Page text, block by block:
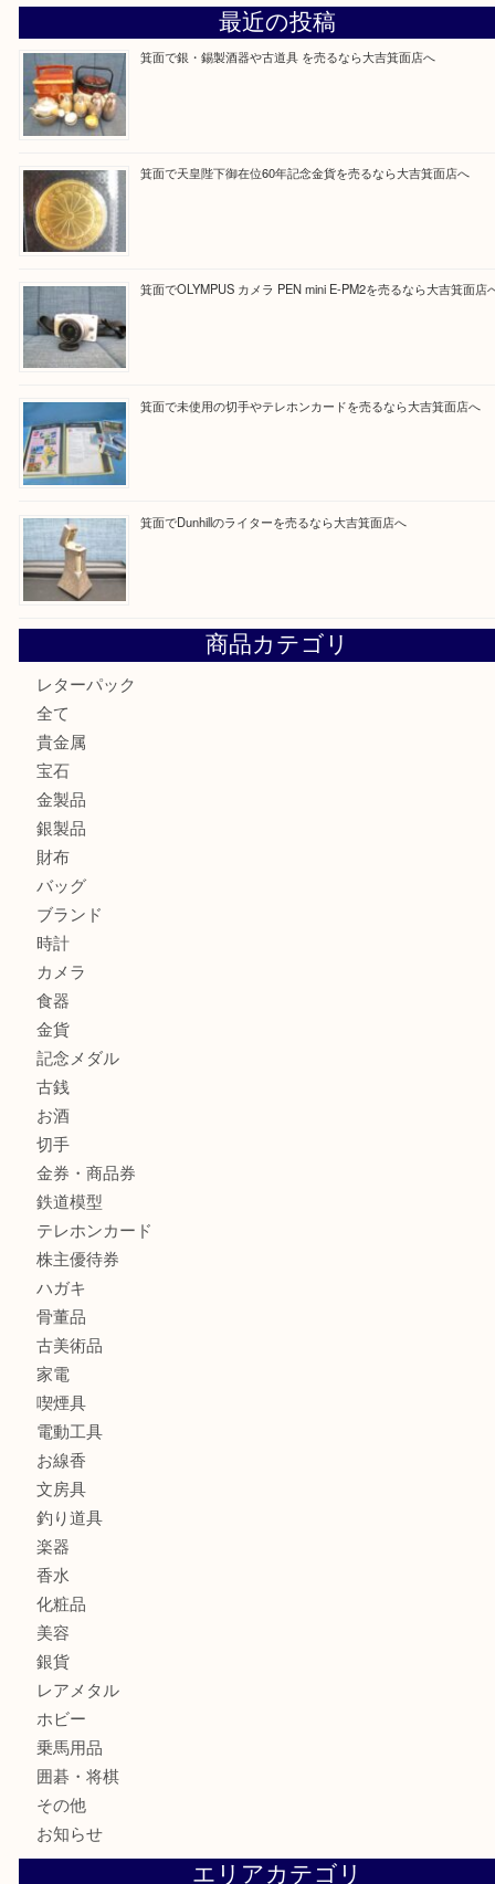
当店の下記画面をスキャンしてください！
Facebook
Twitter
Line
最近の投稿
箕面で銀・錫製酒器や古道具 を売るなら大吉箕面店へ
レターパック
全て
貴金属
宝石
金製品
銀製品
財布
バッグ
ブランド
時計
カメラ
食器
金貨
記念メダル
古銭
お酒
切手
金券・商品券